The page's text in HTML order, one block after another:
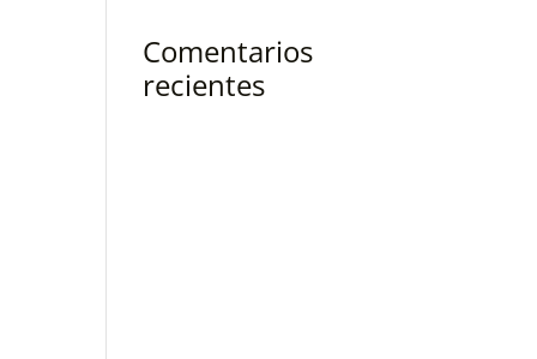
Comentarios
recientes